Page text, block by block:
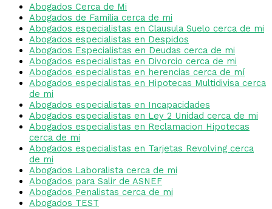
Abogados Cerca de Mi
Abogados de Familia cerca de mi
Abogados especialistas en Clausula Suelo cerca de mi
Abogados especialistas en Despidos
Abogados Especialistas en Deudas cerca de mi
Abogados especialistas en Divorcio cerca de mi
Abogados especialistas en herencias cerca de mí
Abogados especialistas en Hipotecas Multidivisa cerca
de mi
Abogados especialistas en Incapacidades
Abogados especialistas en Ley 2 Unidad cerca de mi
Abogados especialistas en Reclamacion Hipotecas
cerca de mi
Abogados especialistas en Tarjetas Revolving cerca
de mi
Abogados Laboralista cerca de mi
Abogados para Salir de ASNEF
Abogados Penalistas cerca de mi
Abogados TEST